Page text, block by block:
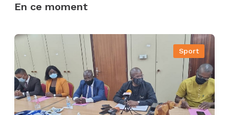
En ce moment
Sport